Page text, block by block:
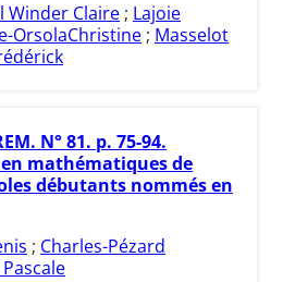
Winder Claire ; Lajoie
OrsolaChristine ; Masselot
N° 81. p. 75-94.
mathématiques de
débutants nommés en
; Charles-Pézard